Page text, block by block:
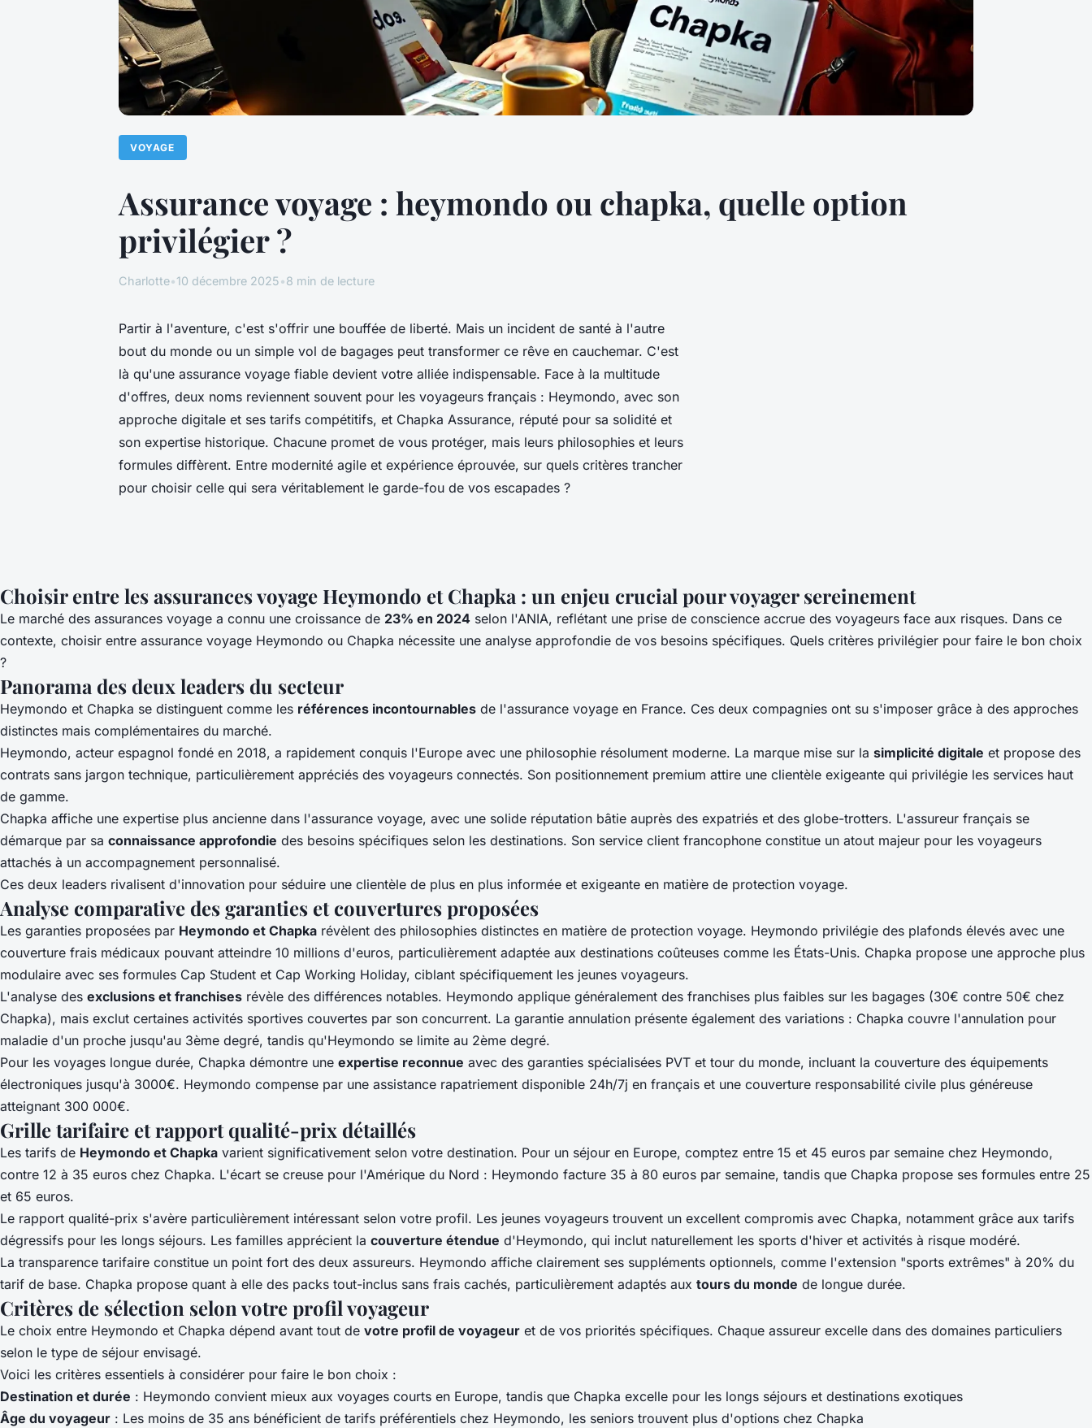
VOYAGE
Assurance voyage : heymondo ou chapka, quelle option
privilégier ?
Charlotte•10 décembre 2025•8 min de lecture
Partir à l'aventure, c'est s'offrir une bouffée de liberté. Mais un incident de santé à l'autre
bout du monde ou un simple vol de bagages peut transformer ce rêve en cauchemar. C'est
là qu'une assurance voyage fiable devient votre alliée indispensable. Face à la multitude
d'offres, deux noms reviennent souvent pour les voyageurs français : Heymondo, avec son
approche digitale et ses tarifs compétitifs, et Chapka Assurance, réputé pour sa solidité et
son expertise historique. Chacune promet de vous protéger, mais leurs philosophies et leurs
formules diffèrent. Entre modernité agile et expérience éprouvée, sur quels critères trancher
pour choisir celle qui sera véritablement le garde-fou de vos escapades ?
Choisir entre les assurances voyage Heymondo et Chapka : un enjeu crucial pour voyager sereinement
Le marché des assurances voyage a connu une croissance de 23% en 2024 selon l'ANIA, reflétant une prise de conscience accrue des voyageurs face aux risques. Dans ce
contexte, choisir entre assurance voyage Heymondo ou Chapka nécessite une analyse approfondie de vos besoins spécifiques. Quels critères privilégier pour faire le bon choix
?
Panorama des deux leaders du secteur
Heymondo et Chapka se distinguent comme les références incontournables de l'assurance voyage en France. Ces deux compagnies ont su s'imposer grâce à des approches
distinctes mais complémentaires du marché.
Heymondo, acteur espagnol fondé en 2018, a rapidement conquis l'Europe avec une philosophie résolument moderne. La marque mise sur la simplicité digitale et propose des
contrats sans jargon technique, particulièrement appréciés des voyageurs connectés. Son positionnement premium attire une clientèle exigeante qui privilégie les services haut
de gamme.
Chapka affiche une expertise plus ancienne dans l'assurance voyage, avec une solide réputation bâtie auprès des expatriés et des globe-trotters. L'assureur français se
démarque par sa connaissance approfondie des besoins spécifiques selon les destinations. Son service client francophone constitue un atout majeur pour les voyageurs
attachés à un accompagnement personnalisé.
Ces deux leaders rivalisent d'innovation pour séduire une clientèle de plus en plus informée et exigeante en matière de protection voyage.
Analyse comparative des garanties et couvertures proposées
Les garanties proposées par Heymondo et Chapka révèlent des philosophies distinctes en matière de protection voyage. Heymondo privilégie des plafonds élevés avec une
couverture frais médicaux pouvant atteindre 10 millions d'euros, particulièrement adaptée aux destinations coûteuses comme les États-Unis. Chapka propose une approche plus
modulaire avec ses formules Cap Student et Cap Working Holiday, ciblant spécifiquement les jeunes voyageurs.
L'analyse des exclusions et franchises révèle des différences notables. Heymondo applique généralement des franchises plus faibles sur les bagages (30€ contre 50€ chez
Chapka), mais exclut certaines activités sportives couvertes par son concurrent. La garantie annulation présente également des variations : Chapka couvre l'annulation pour
maladie d'un proche jusqu'au 3ème degré, tandis qu'Heymondo se limite au 2ème degré.
Pour les voyages longue durée, Chapka démontre une expertise reconnue avec des garanties spécialisées PVT et tour du monde, incluant la couverture des équipements
électroniques jusqu'à 3000€. Heymondo compense par une assistance rapatriement disponible 24h/7j en français et une couverture responsabilité civile plus généreuse
atteignant 300 000€.
Grille tarifaire et rapport qualité-prix détaillés
Les tarifs de Heymondo et Chapka varient significativement selon votre destination. Pour un séjour en Europe, comptez entre 15 et 45 euros par semaine chez Heymondo,
contre 12 à 35 euros chez Chapka. L'écart se creuse pour l'Amérique du Nord : Heymondo facture 35 à 80 euros par semaine, tandis que Chapka propose ses formules entre 25
et 65 euros.
Le rapport qualité-prix s'avère particulièrement intéressant selon votre profil. Les jeunes voyageurs trouvent un excellent compromis avec Chapka, notamment grâce aux tarifs
dégressifs pour les longs séjours. Les familles apprécient la couverture étendue d'Heymondo, qui inclut naturellement les sports d'hiver et activités à risque modéré.
La transparence tarifaire constitue un point fort des deux assureurs. Heymondo affiche clairement ses suppléments optionnels, comme l'extension "sports extrêmes" à 20% du
tarif de base. Chapka propose quant à elle des packs tout-inclus sans frais cachés, particulièrement adaptés aux tours du monde de longue durée.
Critères de sélection selon votre profil voyageur
Le choix entre Heymondo et Chapka dépend avant tout de votre profil de voyageur et de vos priorités spécifiques. Chaque assureur excelle dans des domaines particuliers
selon le type de séjour envisagé.
Voici les critères essentiels à considérer pour faire le bon choix :
Destination et durée : Heymondo convient mieux aux voyages courts en Europe, tandis que Chapka excelle pour les longs séjours et destinations exotiques
Âge du voyageur : Les moins de 35 ans bénéficient de tarifs préférentiels chez Heymondo, les seniors trouvent plus d'options chez Chapka